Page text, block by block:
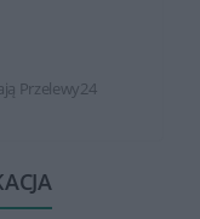
Przelewy24